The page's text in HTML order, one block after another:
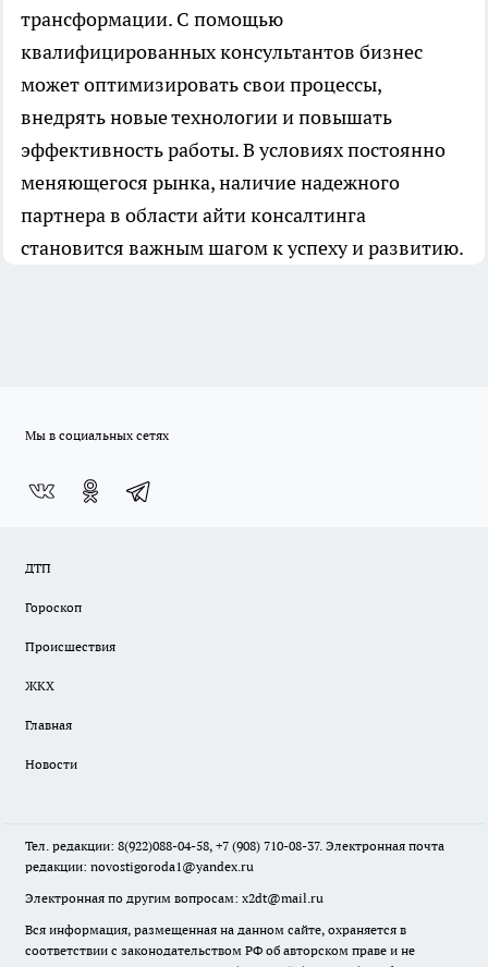
трансформации. С помощью
квалифицированных консультантов бизнес
может оптимизировать свои процессы,
внедрять новые технологии и повышать
эффективность работы. В условиях постоянно
меняющегося рынка, наличие надежного
партнера в области айти консалтинга
становится важным шагом к успеху и развитию.
Мы в социальных сетях
ДТП
Гороскоп
Происшествия
ЖКХ
Главная
Новости
Тел. редакции: 8(922)088-04-58, +7 (908) 710-08-37. Электронная почта
редакции: novostigoroda1@yandex.ru
Электронная по другим вопросам: x2dt@mail.ru
Вся информация, размещенная на данном сайте, охраняется в
соответствии с законодательством РФ об авторском праве и не